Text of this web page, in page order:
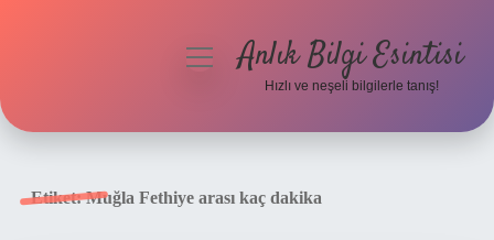
menüyüAnlık Bilgi Esintisi
Hızlı ve neşeli bilgilerle tanış!
Etiket:Muğla Fethiye arası kaç dakika